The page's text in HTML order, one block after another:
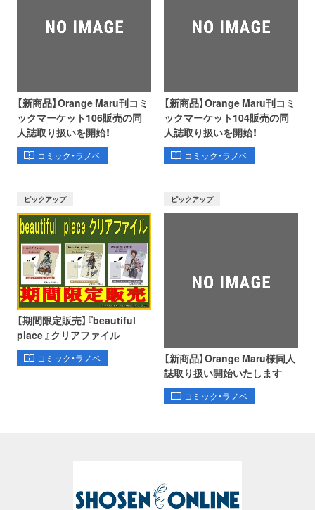
【新商品】Orange Maru刊コミ
ックマーケット106販売の同
人誌取り扱いを開始！
コミック・ラノベ
【新商品】Orange Maru刊コミ
ックマーケット104販売の同
人誌取り扱いを開始！
コミック・ラノベ
ピックアップ
【期間限定販売】『beautiful
place 』クリアファイル
コミック・ラノベ
ピックアップ
【新商品】Orange Maru様同人
誌取り扱い開始いたします
コミック・ラノベ